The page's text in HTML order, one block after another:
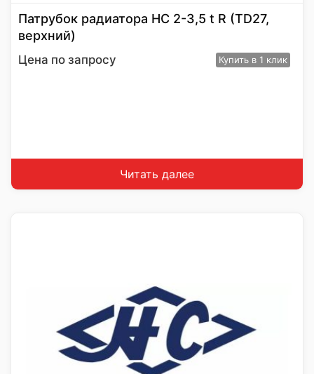
Патрубок радиатора HC 2-3,5 t R (TD27,
верхний)
Цена по запросу Купить в 1 клик
Читать далее